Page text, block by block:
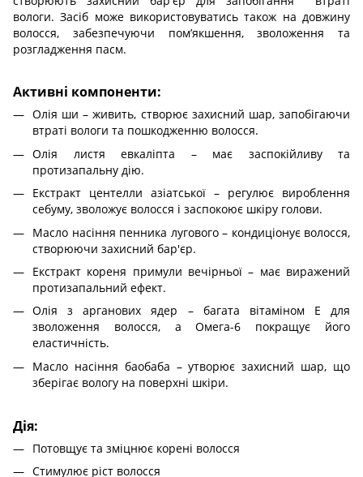
вологи. Засіб може використовуватись також на довжину
волосся, забезпечуючи помʼякшення, зволоження та
розгладження пасм.
Активні компоненти:
Олія ши – живить, створює захисний шар, запобігаючи
втраті вологи та пошкодженню волосся.
Олія листя евкаліпта – має заспокійливу та
протизапальну дію.
Екстракт центелли азіатської – регулює вироблення
себуму, зволожує волосся і заспокоює шкіру голови.
Масло насіння пенника лугового – кондиціонує волосся,
створюючи захисний бар'єр.
Екстракт кореня примули вечірньої – має виражений
протизапальний ефект.
Олія з арганових ядер – багата вітаміном Е для
зволоження волосся, а Омега-6 покращує його
еластичність.
Масло насіння баобаба – утворює захисний шар, що
зберігає вологу на поверхні шкіри.
Дія:
Потовщує та зміцнює корені волосся
Стимулює ріст волосся